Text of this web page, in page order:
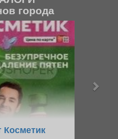
города
Косметик